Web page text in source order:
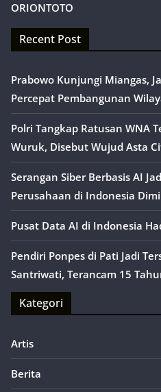
ORIONTOTO
Recent Post
Prabowo Kunjungi Miangas,
Percepat Pembangunan
Polri Tangkap Ratusan WNA
Wuruk, Disebut Wujud Asta
Serangan Siber Berbasis AI
Perusahaan di Indonesia
Pusat Data AI di Indonesia
Pendiri Ponpes di Pati Jadi
Santriwati, Terancam 15
Kategori
Artis
Berita